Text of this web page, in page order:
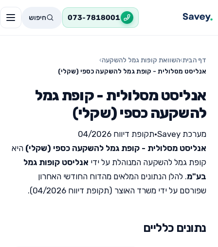
073-7818001 חיפוש
דף הבית›השוואת קופות גמל להשקעה›
אנליסט מסלולית - קופת גמל להשקעה כספי (שקלי)
אנליסט מסלולית - קופת גמל
להשקעה כספי (שקלי)
מערכת Savey •תקופת דיווח 04/2026
אנליסט מסלולית - קופת גמל להשקעה כספי (שקלי) היא
קופת גמל להשקעה המנוהלת על ידי אנליסט קופות גמל
בע"מ. להלן הנתונים המלאים מהדוח החודשי האחרון
שפורסם על ידי משרד האוצר (תקופת דיווח 04/2026).
נתונים כלליים